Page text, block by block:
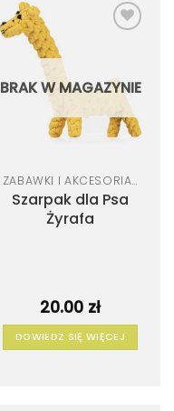
życzeń
BRAK W MAGAZYNIE
ZABAWKI I AKCESORIA DLA PSA
Szarpak dla Psa
Żyrafa
20.00 zł
DOWIEDZ SIĘ WIĘCEJ